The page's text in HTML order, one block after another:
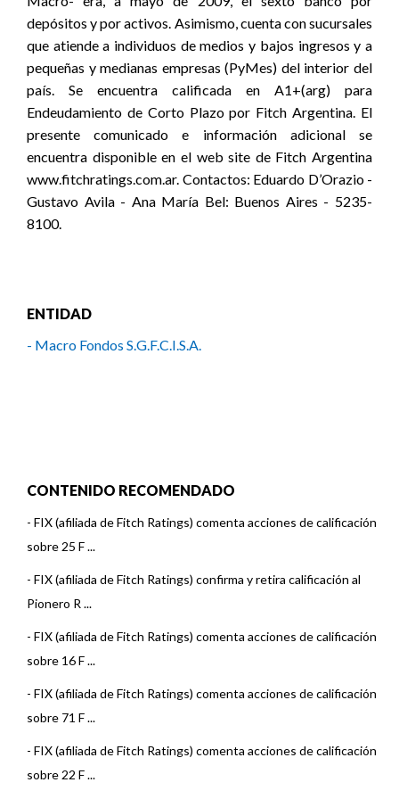
depósitos y por activos. Asimismo, cuenta con sucursales
que atiende a individuos de medios y bajos ingresos y a
pequeñas y medianas empresas (PyMes) del interior del
país. Se encuentra calificada en A1+(arg) para
Endeudamiento de Corto Plazo por Fitch Argentina. El
presente comunicado e información adicional se
encuentra disponible en el web site de Fitch Argentina
www.fitchratings.com.ar. Contactos: Eduardo D’Orazio -
Gustavo Avila - Ana María Bel: Buenos Aires - 5235-
8100.
ENTIDAD
- Macro Fondos S.G.F.C.I.S.A.
CONTENIDO RECOMENDADO
- FIX (afiliada de Fitch Ratings) comenta acciones de calificación
sobre 25 F ...
- FIX (afiliada de Fitch Ratings) confirma y retira calificación al
Pionero R ...
- FIX (afiliada de Fitch Ratings) comenta acciones de calificación
sobre 16 F ...
- FIX (afiliada de Fitch Ratings) comenta acciones de calificación
sobre 71 F ...
- FIX (afiliada de Fitch Ratings) comenta acciones de calificación
sobre 22 F ...